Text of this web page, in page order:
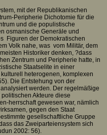
mit der Republikanischen
Peripherie Dichotomie für die
und die populistische
osmanische Generäle und
Figuren der Demokratischen
Volk nahe, was vom Militär, dem
Historiker denken, ?dass
Zentrum und Peripherie hatte, in
Staatselite in einer
heterogenen, komplexen
Die Entstehung von der
werden. Der regelmäßige
Akteure diese
herrschaft gewesen war, nämlich
gegen den Staat
gesellschaftliche Gruppe
das Zweiparteiensystem sich
2002: 56).